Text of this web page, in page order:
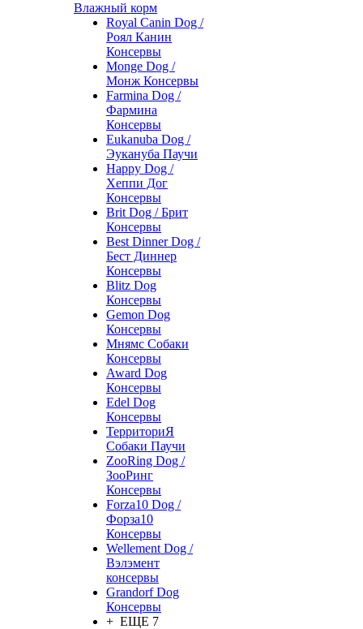
Влажный корм
Royal Canin Dog /
Роял Канин
Консервы
Monge Dog /
Монж Консервы
Farmina Dog /
Фармина
Консервы
Eukanuba Dog /
Эукануба Паучи
Happy Dog /
Хеппи Дог
Консервы
Brit Dog / Брит
Консервы
Best Dinner Dog /
Бест Диннер
Консервы
Blitz Dog
Консервы
Gemon Dog
Консервы
Мнямс Собаки
Консервы
Award Dog
Консервы
Edel Dog
Консервы
ТерриториЯ
Собаки Паучи
ZooRing Dog /
ЗооРинг
Консервы
Forza10 Dog /
Форза10
Консервы
Wellement Dog /
Вэлэмент
консервы
Grandorf Dog
Консервы
+ ЕЩЕ 7